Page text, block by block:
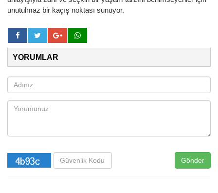
unutulmaz bir kaçış noktası sunuyor.
YORUMLAR
Gönder